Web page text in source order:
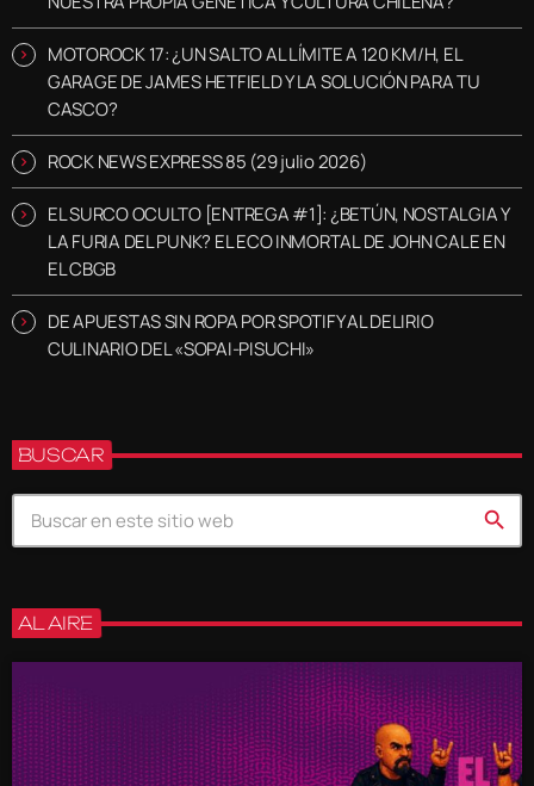
MOTOROCK 17: ¿UN SALTO AL LÍMITE A 120 KM/H, EL
GARAGE DE JAMES HETFIELD Y LA SOLUCIÓN PARA TU
CASCO?
ROCK NEWS EXPRESS 85 (29 julio 2026)
EL SURCO OCULTO [ENTREGA #1]: ¿BETÚN, NOSTALGIA Y
LA FURIA DEL PUNK? EL ECO INMORTAL DE JOHN CALE EN
EL CBGB
DE APUESTAS SIN ROPA POR SPOTIFY AL DELIRIO
CULINARIO DEL «SOPAI-PISUCHI»
BUSCAR
search
AL AIRE